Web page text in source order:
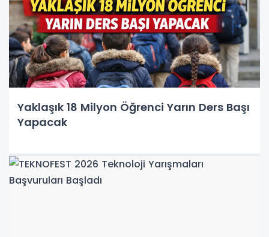
Yaklaşık 18 Milyon Öğrenci Yarın Ders Başı
Yapacak